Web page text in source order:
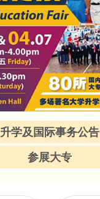
升学及国际事务公告
参展大专